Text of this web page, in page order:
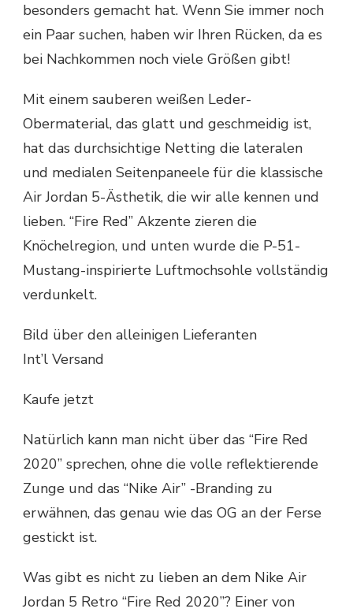
besonders gemacht hat. Wenn Sie immer noch
ein Paar suchen, haben wir Ihren Rücken, da es
bei Nachkommen noch viele Größen gibt!
Mit einem sauberen weißen Leder-
Obermaterial, das glatt und geschmeidig ist,
hat das durchsichtige Netting die lateralen
und medialen Seitenpaneele für die klassische
Air Jordan 5-Ästhetik, die wir alle kennen und
lieben. “Fire Red” Akzente zieren die
Knöchelregion, und unten wurde die P-51-
Mustang-inspirierte Luftmochsohle vollständig
verdunkelt.
Bild über den alleinigen Lieferanten
Int’l Versand
Kaufe jetzt
Natürlich kann man nicht über das “Fire Red
2020” sprechen, ohne die volle reflektierende
Zunge und das “Nike Air” -Branding zu
erwähnen, das genau wie das OG an der Ferse
gestickt ist.
Was gibt es nicht zu lieben an dem Nike Air
Jordan 5 Retro “Fire Red 2020”? Einer von